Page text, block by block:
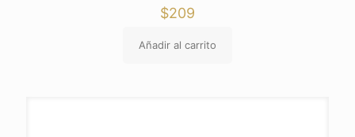
$209
Añadir al carrito